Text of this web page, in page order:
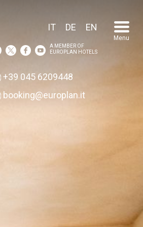
IT DE EN
A MEMBER OF
EUROPLAN HOTELS
+39 045 6209448
booking@europlan.it
Menu